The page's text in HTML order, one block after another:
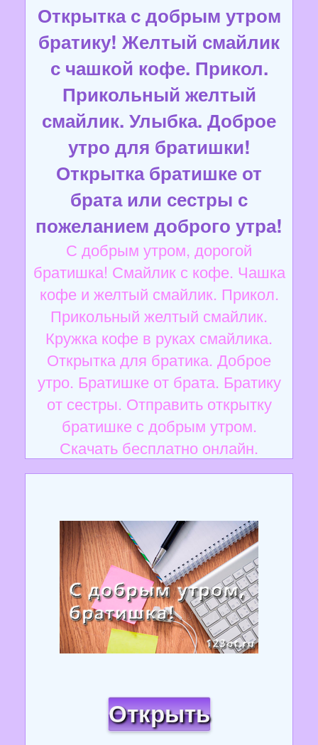
Открытка с добрым утром
братику! Желтый смайлик
с чашкой кофе. Прикол.
Прикольный желтый
смайлик. Улыбка. Доброе
утро для братишки!
Открытка братишке от
брата или сестры с
пожеланием доброго утра!
С добрым утром, дорогой
братишка! Смайлик с кофе. Чашка
кофе и желтый смайлик. Прикол.
Прикольный желтый смайлик.
Кружка кофе в руках смайлика.
Открытка для братика. Доброе
утро. Братишке от брата. Братику
от сестры. Отправить открытку
братишке с добрым утром.
Скачать бесплатно онлайн.
Открыть